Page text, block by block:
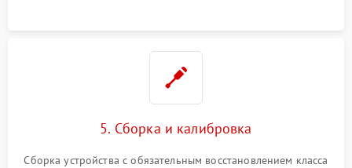
5. Сборка и калибровка
Сборка устройства с обязательным восстановлением класса